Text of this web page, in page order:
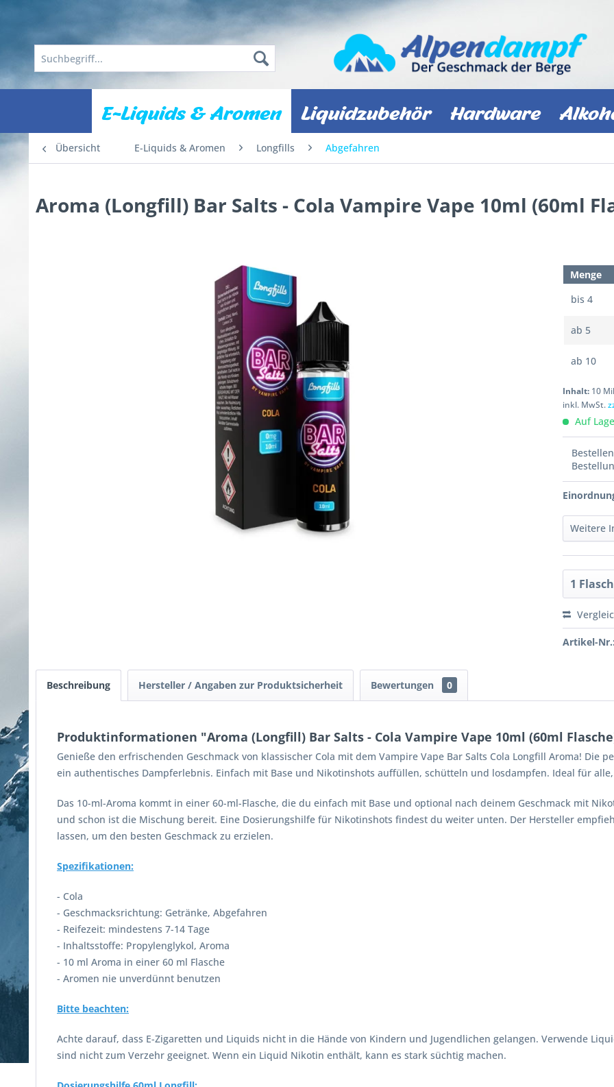
E-Liquids & Aromen Liquidzubehör Hardware
Übersicht E-Liquids & Aromen Longfills Abgefahren
Aroma (Longfill) Bar Salts - Cola Vampire Vape 10ml (60ml
Menge
bis 4
ab 5
ab 10
Inhalt: 10
inkl. MwSt.
Auf
Weitere
Artikel-
Beschreibung Hersteller / Angaben zur Produktsicherheit Bewertungen 0
Produktinformationen "Aroma (Longfill) Bar Salts - Cola Vampire Vape 10ml (60ml
Genieße den erfrischenden Geschmack von klassischer Cola mit dem Vampire Vape Bar Salts Cola Longfill Aroma! Die
ein authentisches Dampferlebnis. Einfach mit Base und Nikotinshots auffüllen, schütteln und losdampfen. Ideal für
Das 10-ml-Aroma kommt in einer 60-ml-Flasche, die du einfach mit Base und optional nach deinem Geschmack mit
und schon ist die Mischung bereit. Eine Dosierungshilfe für Nikotinshots findest du weiter unten. Der Hersteller
lassen, um den besten Geschmack zu erzielen.
Spezifikationen:
- Cola
- Geschmacksrichtung: Getränke, Abgefahren
- Reifezeit: mindestens 7-14 Tage
- Inhaltsstoffe: Propylenglykol, Aroma
- 10 ml Aroma in einer 60 ml Flasche
- Aromen nie unverdünnt benutzen
Bitte beachten:
Achte darauf, dass E-Zigaretten und Liquids nicht in die Hände von Kindern und Jugendlichen gelangen. Verwende
sind nicht zum Verzehr geeignet. Wenn ein Liquid Nikotin enthält, kann es stark süchtig machen.